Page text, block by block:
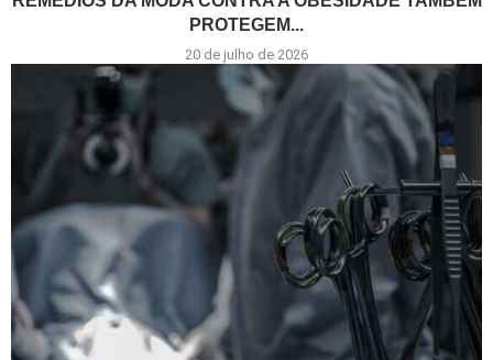
PROTEGEM...
20 de julho de 2026